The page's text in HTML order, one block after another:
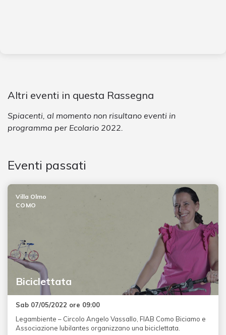
Altri eventi in questa Rassegna
Spiacenti, al momento non risultano eventi in
programma per Ecolario 2022.
Eventi passati
Biciclettata
Villa Olmo
COMO
Sab 07/05/2022 ore 09:00
Legambiente – Circolo Angelo Vassallo, FIAB Como Biciamo e
Associazione Iubilantes organizzano una biciclettata.